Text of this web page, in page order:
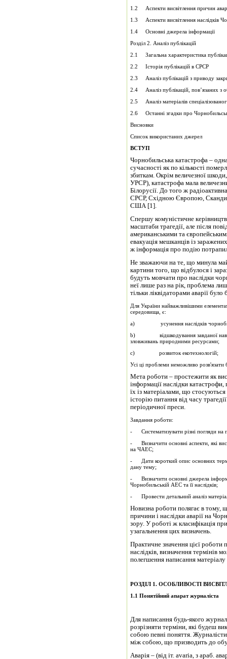
1.2 Аспекти висвітлення причин
1.3 Аспекти висвітлення наслідків
1.4 Основні джерела інформації
Розділ 2. Аналіз публікацій
2.1 Загальна характеристика
2.2 Історія публікацій в СРСР
2.3 Аналіз публікацій з приводу
2.4 Аналіз публікацій, пов’язаних з
2.5 Аналіз матеріалів
2.6 Останні згадки про
Висновки
Список використаних джерел
ВСТУП
Чорнобильська катастрофа –
сучасності як по кількості
збиткам. Окрім величезної
УРСР), катастрофа мала
Білорусії. До того ж
СРСР, Східною Європою,
США [1].
Спершу комуністичне
масштаби трагедії, але після
американськими та
евакуація мешканців із
ж інформація про подію
Не зважаючи на те, що минула
картини того, що відбулося і
будуть мовчати про наслідки
неї лише раз на рік, проблема
тільки ліквідаторами аварії
Для України найважливішими
середовища, є:
a) усунення наслідків
b) відшкодування завданої
зловживань природними ресурсами;
c) розвиток екотехнологій;
Усі ці проблеми неможливо розв'язати
Мета роботи – простежити як
інформації наслідки
їх із матеріалами, що
історію питання від часу
періодичної преси.
Завдання роботи:
- Систематизувати різні погляди на
- Визначити основні аспекти, які
на ЧАЕС;
- Дати короткий опис основних
дану тему;
- Визначити основні джерела
Чорнобильській АЕС та її наслідків;
- Провести детальний аналіз
Новизна роботи полягає в тому,
причини і наслідки аварії на
зору. У роботі ж класифікація
узагальнення цих визначень.
Практичне значення цієї роботи
наслідків, визначення термінів
полегшення написання
РОЗДІЛ 1. ОСОБЛИВОСТІ
1.1 Понятійний апарат журналіста
Для написання будь-якого
розрізняти терміни, які будеш
собою певні поняття.
між собою, що призводить до
Аварія – (від іт. avaria, з араб.